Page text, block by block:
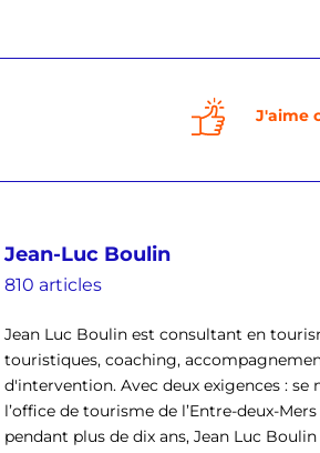
J'aime
Jean-Luc Boulin
810 articles
Jean Luc Boulin est consultant en
touristiques, coaching,
d'intervention. Avec deux exigences :
l’office de tourisme de l’Entre-deux-
pendant plus de dix ans, Jean Luc